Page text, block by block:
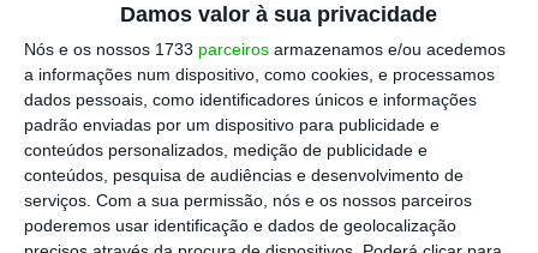
Damos valor à sua privacidade
Nós e os nossos 1733 parceiros armazenamos e/ou acedemos
a informações num dispositivo, como cookies, e processamos
dados pessoais, como identificadores únicos e informações
padrão enviadas por um dispositivo para publicidade e
conteúdos personalizados, medição de publicidade e
conteúdos, pesquisa de audiências e desenvolvimento de
serviços. Com a sua permissão, nós e os nossos parceiros
poderemos usar identificação e dados de geolocalização
Assine o ECO Premium
No momento em que a informação é
mais importante do que nunca, apoie
o jornalismo independente e rigoroso.